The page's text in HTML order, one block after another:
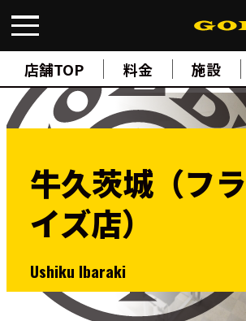
店舗TOP 料金 施設
FIND A GYM店舗検索
ABOUT ゴールドジムについて
SUPPORTトレーニングサポ
SCHOOLスクール
STUDIO スタジオ
JOINご入会について
NEWS ニュース
SHOPオンラインストア
牛久茨城（フ
イズ店）
Ushiku Ibaraki